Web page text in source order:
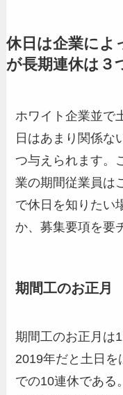
休日は企業によ
が長期連休は３
ホワイト企業並で
日はあまり関係な
つ与えられます。
業の期間従業員は
で休日を知りたい
か、募集要項を要
期間工のお正月
期間工のお正月は
2019年だと土日を
での10連休である